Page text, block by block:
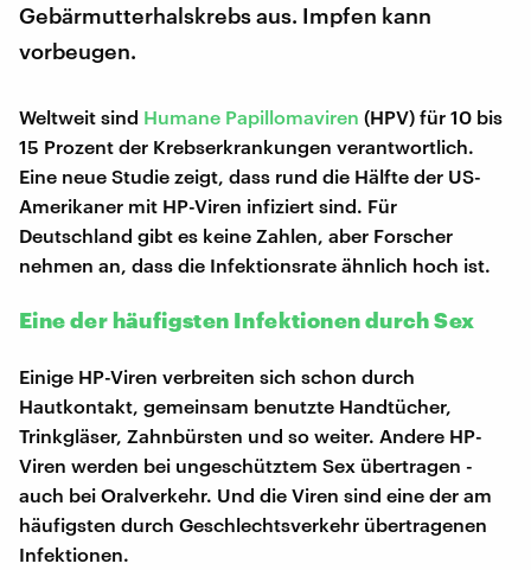
Gebärmutterhalskrebs aus. Impfen kann
vorbeugen.
Weltweit sind Humane Papillomaviren (HPV) für 10 bis
15 Prozent der Krebserkrankungen verantwortlich.
Eine neue Studie zeigt, dass rund die Hälfte der US-
Amerikaner mit HP-Viren infiziert sind. Für
Deutschland gibt es keine Zahlen, aber Forscher
nehmen an, dass die Infektionsrate ähnlich hoch ist.
Eine der häufigsten Infektionen durch Sex
Einige HP-Viren verbreiten sich schon durch
Hautkontakt, gemeinsam benutzte Handtücher,
Trinkgläser, Zahnbürsten und so weiter. Andere HP-
Viren werden bei ungeschütztem Sex übertragen -
auch bei Oralverkehr. Und die Viren sind eine der am
häufigsten durch Geschlechtsverkehr übertragenen
Infektionen.